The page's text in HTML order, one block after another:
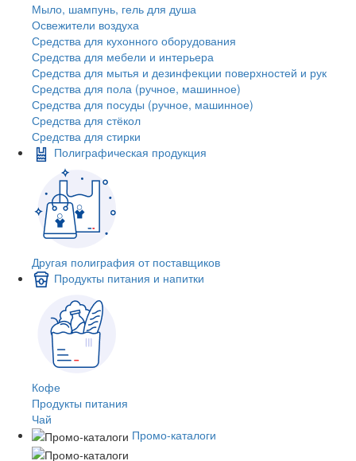
Мыло, шампунь, гель для душа
Освежители воздуха
Средства для кухонного оборудования
Средства для мебели и интерьера
Средства для мытья и дезинфекции поверхностей и рук
Средства для пола (ручное, машинное)
Средства для посуды (ручное, машинное)
Средства для стёкол
Средства для стирки
Полиграфическая продукция
Другая полиграфия от поставщиков
Продукты питания и напитки
Кофе
Продукты питания
Чай
Промо-каталоги